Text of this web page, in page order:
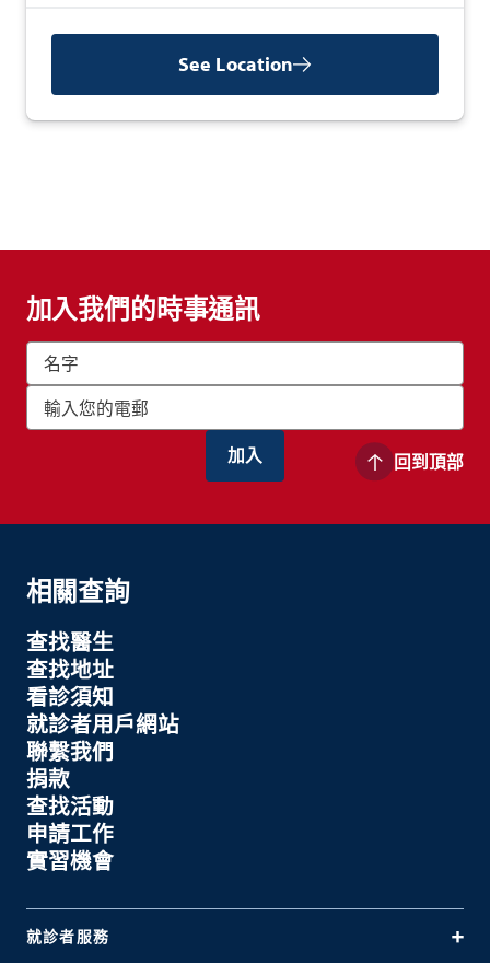
See Location
加入我們的時事通訊
回到頂部
相關查詢
查找醫生
查找地址
看診須知
就診者用戶網站
聯繫我們
捐款
查找活動
申請工作
實習機會
就診者服務